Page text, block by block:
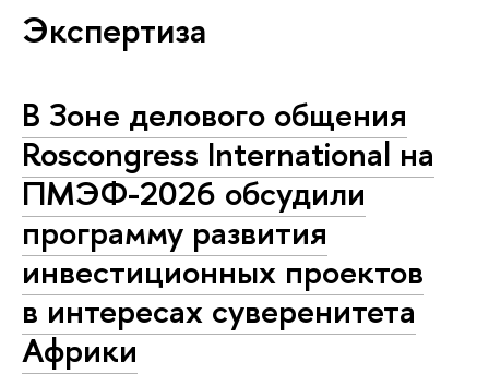
Экспертиза
В Зоне делового общения
Roscongress International на
ПМЭФ-2026 обсудили
программу развития
инвестиционных проектов
в интересах суверенитета
Африки